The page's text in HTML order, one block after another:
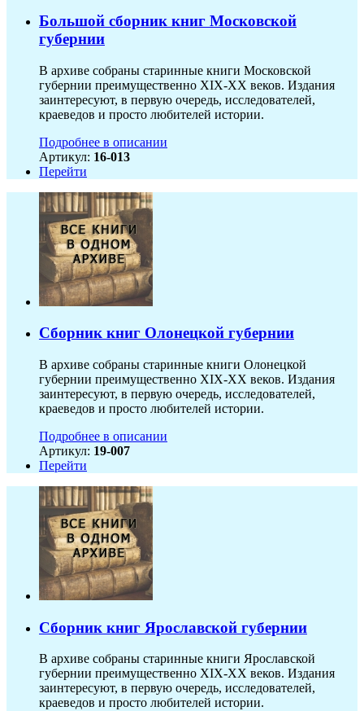
Большой сборник книг Московской
губернии
В архиве собраны старинные книги Московской
губернии преимущественно XIX-ХХ веков. Издания
заинтересуют, в первую очередь, исследователей,
краеведов и просто любителей истории.
Подробнее в описании
Артикул: 16-013
Перейти
Сборник книг Олонецкой губернии
В архиве собраны старинные книги Олонецкой
губернии преимущественно XIX-ХХ веков. Издания
заинтересуют, в первую очередь, исследователей,
краеведов и просто любителей истории.
Подробнее в описании
Артикул: 19-007
Перейти
Сборник книг Ярославской губернии
В архиве собраны старинные книги Ярославской
губернии преимущественно XIX-ХХ веков. Издания
заинтересуют, в первую очередь, исследователей,
краеведов и просто любителей истории.